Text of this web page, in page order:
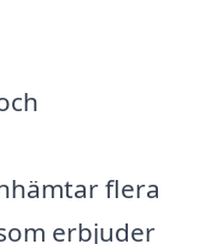
flera
erbjuder